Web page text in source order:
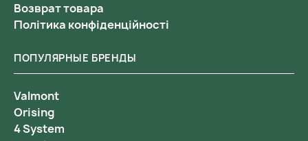
Возврат товара
Політика конфіденційності
ПОПУЛЯРНЫЕ БРЕНДЫ
Valmont
Orising
4 System